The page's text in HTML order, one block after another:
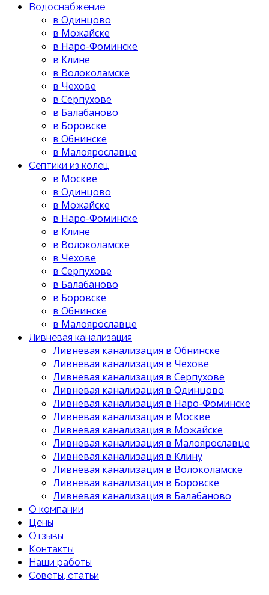
Водоснабжение
в Одинцово
в Можайске
в Наро-Фоминске
в Клине
в Волоколамске
в Чехове
в Серпухове
в Балабаново
в Боровске
в Обнинске
в Малоярославце
Септики из колец
в Москве
в Одинцово
в Можайске
в Наро-Фоминске
в Клине
в Волоколамске
в Чехове
в Серпухове
в Балабаново
в Боровске
в Обнинске
в Малоярославце
Ливневая канализация
Ливневая канализация в Обнинске
Ливневая канализация в Чехове
Ливневая канализация в Серпухове
Ливневая канализация в Одинцово
Ливневая канализация в Наро-Фоминске
Ливневая канализация в Москве
Ливневая канализация в Можайске
Ливневая канализация в Малоярославце
Ливневая канализация в Клину
Ливневая канализация в Волоколамске
Ливневая канализация в Боровске
Ливневая канализация в Балабаново
О компании
Цены
Отзывы
Контакты
Наши работы
Советы, статьи